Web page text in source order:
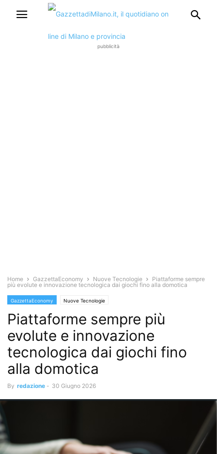
pubblicità
Home GazzettaEconomy Nuove Tecnologie
Piattaforme sempre
più evolute e innovazione tecnologica dai giochi fino alla domotica
GazzettaEconomy Nuove Tecnologie
Piattaforme sempre più
evolute e innovazione
tecnologica dai giochi fino
alla domotica
By redazione - 30 Giugno 2026